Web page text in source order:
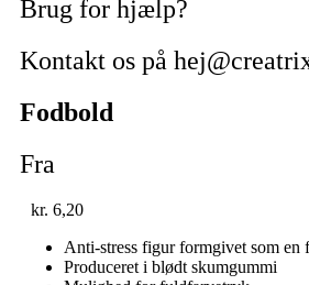
Brug for hjælp?
Kontakt os på
Fodbold
Fra
kr. 6,20
Anti-stress figur formgivet som en
Produceret i blødt skumgummi